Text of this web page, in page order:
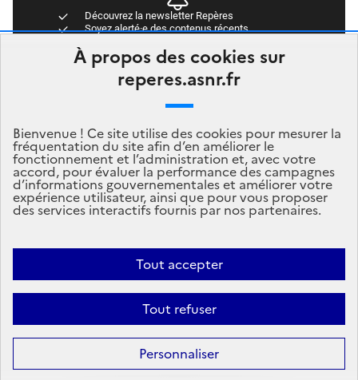
À propos des cookies sur
reperes.asnr.fr
Bienvenue ! Ce site utilise des cookies pour mesurer la
fréquentation du site afin d’en améliorer le
fonctionnement et l’administration et, avec votre
accord, pour évaluer la performance des campagnes
d’informations gouvernementales et améliorer votre
expérience utilisateur, ainsi que pour vous proposer
des services interactifs fournis par nos partenaires.
Tout accepter
Tout refuser
Personnaliser
Découvrez la newsletter Repères
Soyez alerté·e des contenus récents
Newsletter Repères
Abonnez-vous
Mentions légales Politique de données